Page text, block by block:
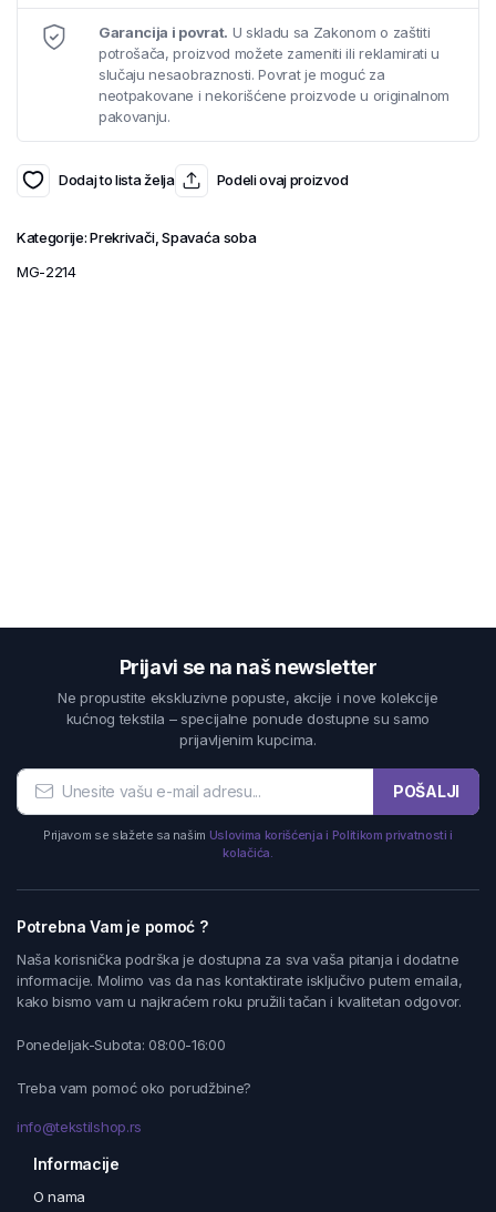
Garancija i povrat. U skladu sa Zakonom o zaštiti
potrošača, proizvod možete zameniti ili reklamirati u
slučaju nesaobraznosti. Povrat je moguć za
neotpakovane i nekorišćene proizvode u originalnom
pakovanju.
Dodaj to lista želja Podeli ovaj proizvod
Kategorije:Prekrivači,Spavaća soba
MG-2214
Prijavi se na naš newsletter
Ne propustite ekskluzivne popuste, akcije i nove kolekcije
kućnog tekstila – specijalne ponude dostupne su samo
prijavljenim kupcima.
POŠALJI
Prijavom se slažete sa našim Uslovima korišćenja i Politikom privatnosti i
kolačića.
Potrebna Vam je pomoć ?
Naša korisnička podrška je dostupna za sva vaša pitanja i dodatne
informacije. Molimo vas da nas kontaktirate isključivo putem emaila,
kako bismo vam u najkraćem roku pružili tačan i kvalitetan odgovor.
Ponedeljak-Subota: 08:00-16:00
Treba vam pomoć oko porudžbine?
info@tekstilshop.rs
Informacije
O nama